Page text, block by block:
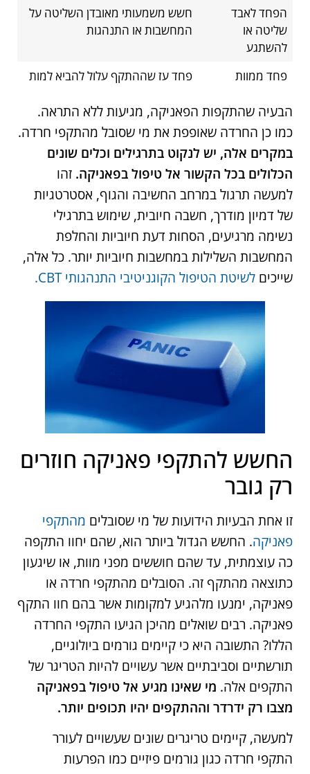
הפחד לאבד
שליטה או
להשתגע
חשש משמעותי מאובדן השליטה על
המחשבות או התנהגות
פחד ממוות פחד עז שההתקף עלול להביא למות
הבעיה שהתקפות הפאניקה, מגיעות ללא התראה.
כמו כן החרדה שאופפת את מי שסובל מהתקפי חרדה.
במקרים אלה, יש לנקוט בתרגילים וכלים שונים
הכלולים בכל הקשור אל טיפול בפאניקה. זהו
למעשה תרגול במרחב החשיבה והגוף, אסטרטגיות
של דמיון מודרך, חשבה חיובית, שימוש בתרגילי
נשימה מרגיעים, הסחות דעת חיוביות והחלפת
המחשבות השלילות במחשבות חיוביות יותר. כל אלה,
שייכים לשיטת הטיפול הקוגניטיבי התנהגותי CBT.
החשש להתקפי פאניקה חוזרים
רק גובר
זו אחת הבעיות הידועות של מי שסובלים מהתקפי
פאניקה. החשש הגדול ביותר הוא, שהם יחוו התקפה
כה עוצמתית, עד שהם חוששים מפני מוות, או שיגעון
כתוצאה מהתקף זה. הסובלים מהתקפי חרדה או
פאניקה, ימנעו מלהגיע למקומות אשר בהם חוו התקף
פאניקה. רבים שואלים מהיכן הגיעו התקפי החרדה
הללו? התשובה היא כי קיימים גורמים ביולוגיים,
תורשתיים וסביבתיים אשר עשויים להיות הטריגר של
התקפים אלה. מי שאינו מגיע אל טיפול בפאניקה
מצבו רק ידרדר וההתקפים יהיו תכופים יותר.
למעשה, קיימים טריגרים שונים שעשויים לעורר
התקפי חרדה כגון גורמים פיזיים כמו הפרעות